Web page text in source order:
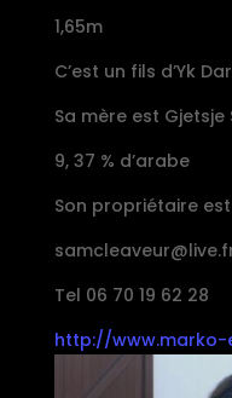
1,65m
C’est un fils d’Yk
Sa mère est
9, 37 % d’arabe
Son propriétaire est
Tel 06 70 19 62 28
http://